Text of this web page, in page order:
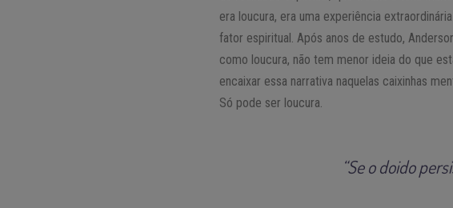
era loucura, era uma experiência
fator espiritual. Após anos de estudo,
como loucura, não tem menor ideia do que
encaixar essa narrativa naquelas caixinhas
Só pode ser loucura.
“Se o doido